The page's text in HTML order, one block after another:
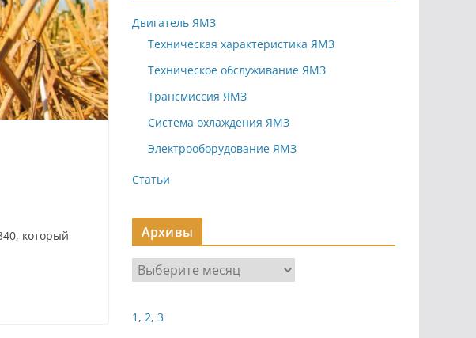
который
Двигатель ЯМЗ
Техническая характеристика ЯМЗ
Техническое обслуживание ЯМЗ
Трансмиссия ЯМЗ
Система охлаждения ЯМЗ
Электрооборудование ЯМЗ
Статьи
Архивы
р
и
1 , 2, 3